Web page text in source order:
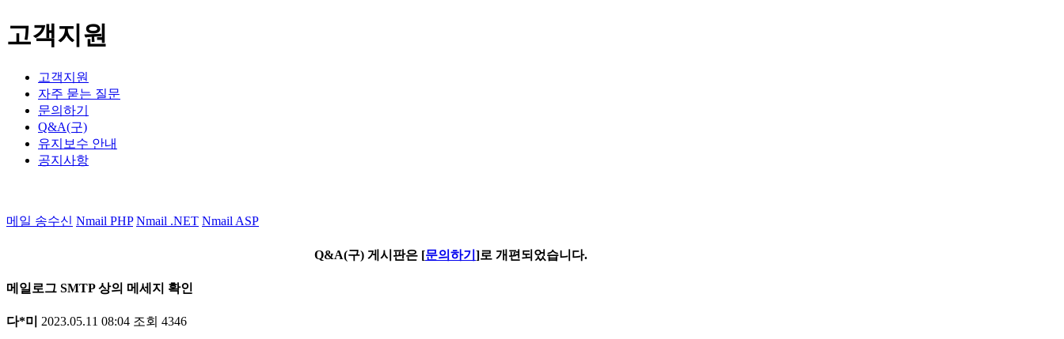
고객지원
고객지원
자주 묻는 질문
문의하기
Q&A(구)
유지보수 안내
공지사항
메일 송수신 Nmail PHP Nmail .NET Nmail ASP
Q&A(구) 게시판은 [문의하기 ]로 개편되었습니다.
메일로그 SMTP 상의 메세지 확인
다*미 2023.05.11 08:04 조회 4346